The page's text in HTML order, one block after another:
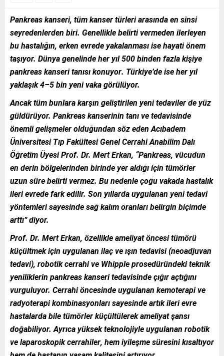
Pankreas kanseri, tüm kanser türleri arasında en sinsi
seyredenlerden biri. Genellikle belirti vermeden ilerleyen
bu hastalığın, erken evrede yakalanması ise hayati önem
taşıyor. Dünya genelinde her yıl 500 binden fazla kişiye
pankreas kanseri tanısı konuyor. Türkiye’de ise her yıl
yaklaşık 4–5 bin yeni vaka görülüyor.
Ancak tüm bunlara karşın geliştirilen yeni tedaviler de yüz
güldürüyor. Pankreas kanserinin tanı ve tedavisinde
önemli gelişmeler olduğundan söz eden Acıbadem
Üniversitesi Tıp Fakültesi Genel Cerrahi Anabilim Dalı
Öğretim ÜyesiProf. Dr. Mert Erkan, “Pankreas, vücudun
en derin bölgelerinden birinde yer aldığı için tümörler
uzun süre belirti vermez. Bu nedenle çoğu vakada hastalık
ileri evrede fark edilir. Son yıllarda uygulanan yeni tedavi
yöntemleri sayesinde sağ kalım oranları belirgin biçimde
arttı” diyor.
Prof. Dr. Mert Erkan, özellikle ameliyat öncesi tümörü
küçültmek için uygulanan ilaç ve ışın tedavisi (neoadjuvan
tedavi), robotik cerrahive Whipple prosedüründeki teknik
yeniliklerin pankreas kanseri tedavisinde çığır açtığını
vurguluyor. Cerrahi öncesinde uygulanan kemoterapi ve
radyoterapi kombinasyonları sayesinde artık ileri evre
hastalarda bile tümörler küçültülerek ameliyat şansı
doğabiliyor. Ayrıca yüksek teknolojiyle uygulanan robotik
ve laparoskopik cerrahiler, hem iyileşme süresini kısaltıyor